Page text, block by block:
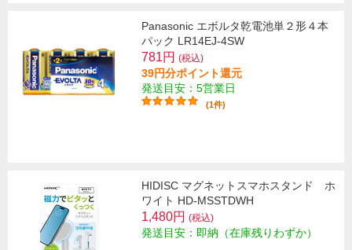
Panasonic エボルタ乾電池単２形４本
パック LR14EJ-4SW
781円 (税込)
39円分ポイント還元
発送目安：5営業日
(1件)
HIDISC マグネットスマホスタンド ホ
ワイト HD-MSSTDWH
1,480円 (税込)
発送目安：即納（在庫残りわずか）